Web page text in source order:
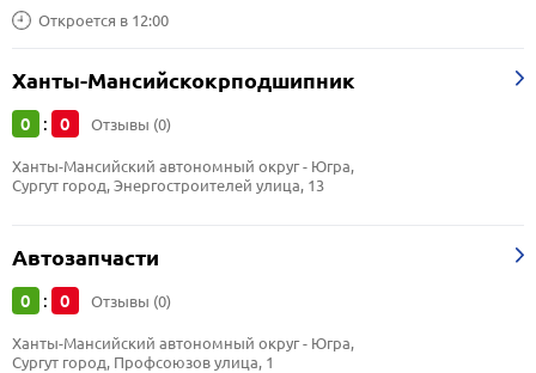
Откроется в 12:00
Ханты-Мансийскокрподшипник
0 : 0 Отзывы (0)
Ханты-Мансийский автономный округ - Югра,
Сургут город, Энергостроителей улица, 13
Автозапчасти
0 : 0 Отзывы (0)
Ханты-Мансийский автономный округ - Югра,
Сургут город, Профсоюзов улица, 1